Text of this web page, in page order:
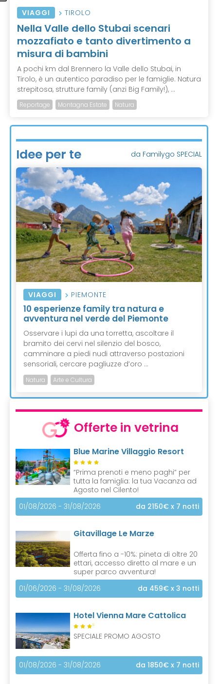
VIAGGI TIROLO
Nella Valle dello Stubai scenari
mozzafiato e tanto divertimento a
misura di bambini
A pochi km dal Brennero la Valle dello Stubai, in
Tirolo, è un autentico paradiso per le famiglie. Natura
strepitosa, strutture family (anzi Big Family!), ...
Reportage Montagna Estate Natura
Idee per te da Familygo SPECIAL
VIAGGI PIEMONTE
10 esperienze family tra natura e
avventura nel verde del Piemonte
Osservare i lupi da una torretta, ascoltare il
bramito dei cervi nel silenzio del bosco,
camminare a piedi nudi attraverso postazioni
sensoriali, cercare pagliuzze d’oro ...
Natura Arte e Cultura
Offerte in vetrina
Blue Marine Villaggio Resort
“Prima prenoti e meno paghi” per
tutta la famiglia: la tua Vacanza ad
Agosto nel Cilento!
01/08/2026 - 31/08/2026
da 2150€ x 7 notti
Gitavillage Le Marze
Offerta fino a -10%: pineta di oltre 20
ettari, accesso diretto al mare e un
super parco avventura!
01/06/2026 - 31/08/2026
da 459€ x 3 notti
Hotel Vienna Mare Cattolica
S
SPECIALE PROMO AGOSTO
01/08/2026 - 31/08/2026 da 1850€ x 7 notti